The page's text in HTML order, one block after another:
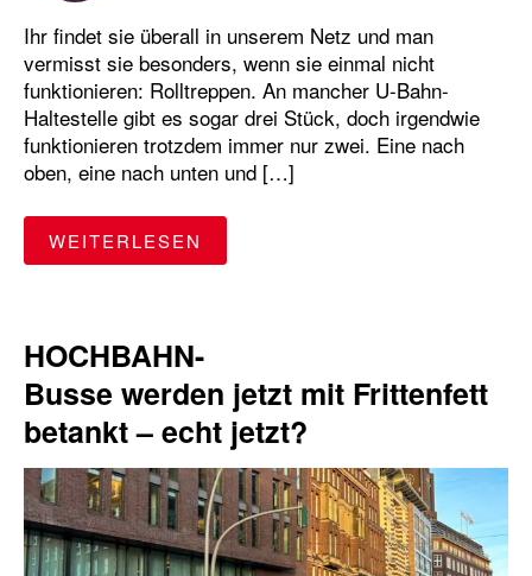
Ihr findet sie überall in unserem Netz und man
vermisst sie besonders, wenn sie einmal nicht
funktionieren: Rolltreppen. An mancher U-Bahn-
Haltestelle gibt es sogar drei Stück, doch irgendwie
funktionieren trotzdem immer nur zwei. Eine nach
oben, eine nach unten und […]
WEITERLESEN
HOCHBAHN-
Busse werden jetzt mit Frittenfett
betankt – echt jetzt?